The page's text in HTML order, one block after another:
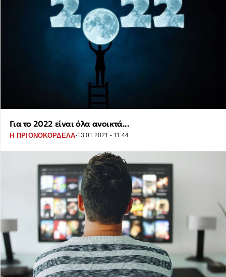
Για το 2022 είναι όλα ανοικτά...
Η ΠΡΙΟΝΟΚΟΡΔΕΛΑ·13.01.2021 - 11:44